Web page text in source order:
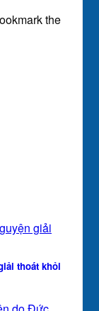
the
thoát khỏi